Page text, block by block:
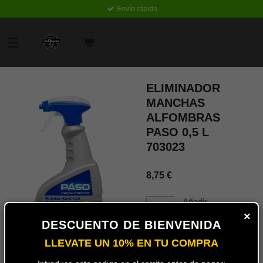
Envío rápido
ELIMINADOR
MANCHAS
ALFOMBRAS
PASO 0,5 L
703023
8,75 €
Añadir
carrito
×
DESCUENTO DE BIENVENIDA
LLEVATE UN 10% EN TU COMPRA